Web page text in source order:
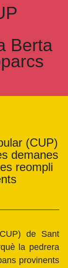
Berta
(CUP)
demanes
reompli
de Sant
la pedrera
provinents